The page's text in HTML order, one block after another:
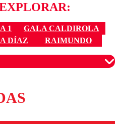
1
GALA CALDIROLA
DÍAZ RAIMUNDO
para garantizar un